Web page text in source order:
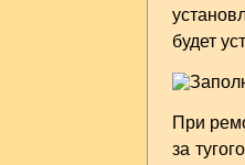
будет
При
за